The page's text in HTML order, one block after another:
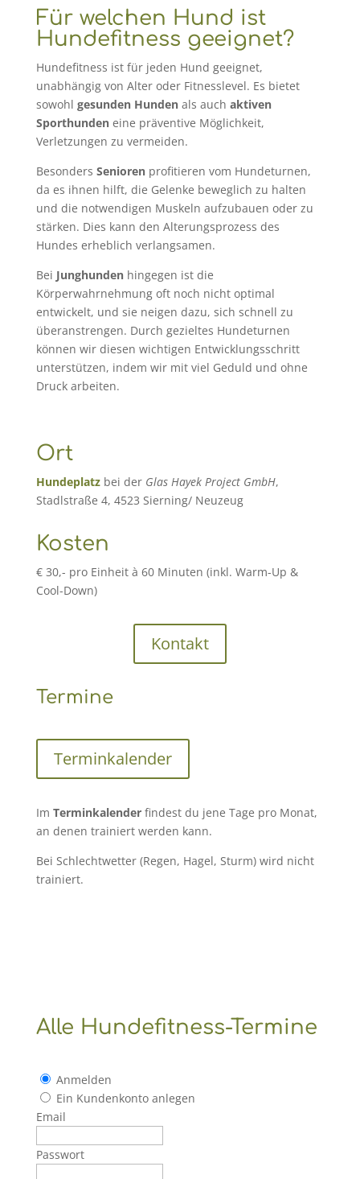
Für welchen Hund ist
Hundefitness geeignet?
Hundefitness ist für jeden Hund geeignet,
unabhängig von Alter oder Fitnesslevel. Es bietet
sowohl gesunden Hundenals auch aktiven
Sporthundeneine präventive Möglichkeit,
Verletzungen zu vermeiden.
Besonders Seniorenprofitieren vom Hundeturnen,
da es ihnen hilft, die Gelenke beweglich zu halten
und die notwendigen Muskeln aufzubauen oder zu
stärken. Dies kann den Alterungsprozess des
Hundes erheblich verlangsamen.
Bei Junghundenhingegen ist die
Körperwahrnehmung oft noch nicht optimal
entwickelt, und sie neigen dazu, sich schnell zu
überanstrengen. Durch gezieltes Hundeturnen
können wir diesen wichtigen Entwicklungsschritt
unterstützen, indem wir mit viel Geduld und ohne
Druck arbeiten.
Ort
Hundeplatzbei der Glas Hayek Project GmbH,
Stadlstraße 4, 4523 Sierning/ Neuzeug
Kosten
€ 30,- pro Einheit à 60 Minuten (inkl. Warm-Up &
Cool-Down)
Kontakt
Termine
Terminkalender
Im Terminkalenderfindest du jene Tage pro Monat,
an denen trainiert werden kann.
Bei Schlechtwetter (Regen, Hagel, Sturm) wird nicht
trainiert.
Alle Hundefitness-Termine
Anmelden
Ein Kundenkonto anlegen
Email
Passwort